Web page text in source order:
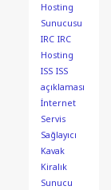
Hosting
Sunucusu
IRC IRC
Hosting
ISS ISS
açıklaması
İnternet
Servis
Sağlayıcı
Kavak
Kiralık
Sunucu